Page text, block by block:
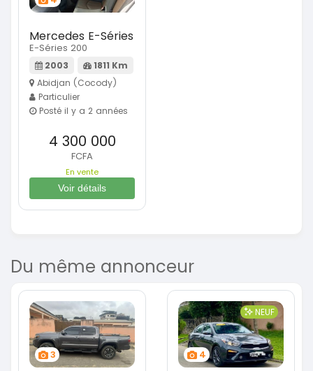
Mercedes E-Séries
E-Séries 200
2003
1811 Km
Abidjan (Cocody)
Particulier
Posté il y a 2 années
4 300 000
FCFA
En vente
Voir détails
Du même annonceur
3 4
NEUF